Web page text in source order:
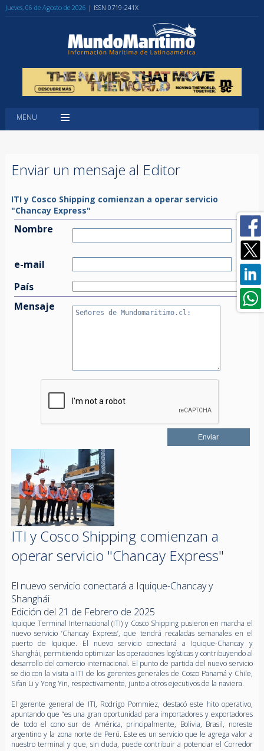
Jueves, 06 de Agosto de 2026 | ISSN 0719-241X
MENU
Enviar un mensaje al Editor
ITI y Cosco Shipping comienzan a operar servicio
"Chancay Express"
Nombre
e-mail
País
Mensaje
ITI y Cosco Shipping comienzan a
operar servicio "Chancay Express"
El nuevo servicio conectará a Iquique-Chancay y
Shanghái
Edición del 21 de Febrero de 2025
Iquique Terminal Internacional (ITI) y Cosco Shipping pusieron en marcha el
nuevo servicio ‘Chancay Express’, que tendrá recaladas semanales en el
puerto de Iquique. El nuevo servicio conectará a Iquique-Chancay y
Shanghái, permitiendo optimizar las operaciones logísticas y contribuyendo al
desarrollo del comercio internacional. El punto de partida del nuevo servicio
se dio con la visita a ITI de los gerentes generales de Cosco Panamá y Chile,
Sifan Li y Yong Yin, respectivamente, junto a otros ejecutivos de la naviera.
El gerente general de ITI, Rodrigo Pommiez, destacó este hito operativo,
apuntando que “es una gran oportunidad para importadores y exportadores
de todo el cono sur de América, principalmente, Bolivia, Brasil, noreste
argentino y la zona norte de Perú. Este es un servicio que le agrega valor a
nuestro terminal y que, sin duda, puede contribuir a potenciar el Corredor